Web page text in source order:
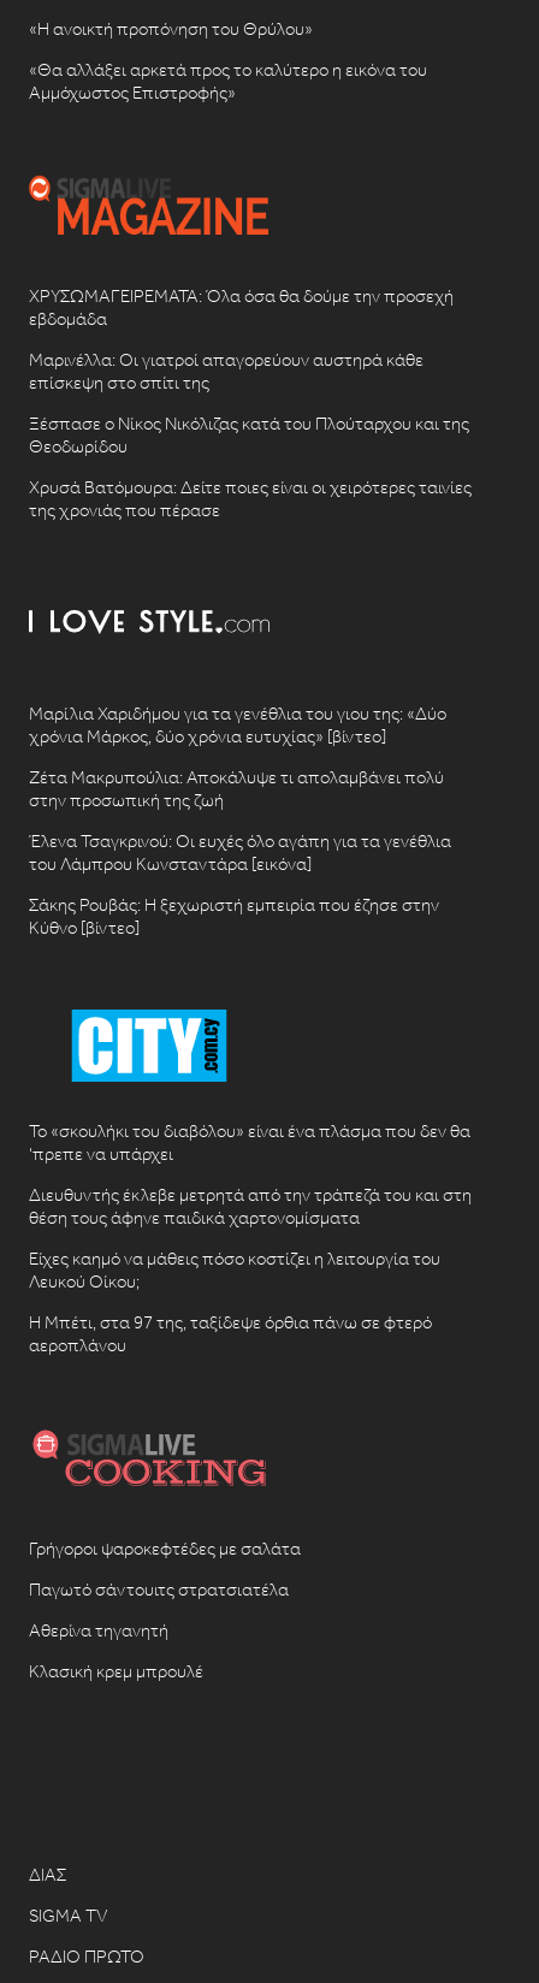
«Η ανοικτή προπόνηση του Θρύλου»
«Θα αλλάξει αρκετά προς το καλύτερο η εικόνα του
Αμμόχωστος Επιστροφής»
ΧΡΥΣΩΜΑΓΕΙΡΕΜΑΤΑ: Όλα όσα θα δούμε την προσεχή
εβδομάδα
Μαρινέλλα: Οι γιατροί απαγορεύουν αυστηρά κάθε
επίσκεψη στο σπίτι της
Ξέσπασε ο Νίκος Νικόλιζας κατά του Πλούταρχου και της
Θεοδωρίδου
Χρυσά Βατόμουρα: Δείτε ποιες είναι οι χειρότερες ταινίες
της χρονιάς που πέρασε
Μαρίλια Χαριδήμου για τα γενέθλια του γιου της: «Δύο
χρόνια Μάρκος, δύο χρόνια ευτυχίας» [βίντεο]
Ζέτα Μακρυπούλια: Αποκάλυψε τι απολαμβάνει πολύ
στην προσωπική της ζωή
Έλενα Τσαγκρινού: Οι ευχές όλο αγάπη για τα γενέθλια
του Λάμπρου Κωνσταντάρα [εικόνα]
Σάκης Ρουβάς: Η ξεχωριστή εμπειρία που έζησε στην
Κύθνο [βίντεο]
Το «σκουλήκι του διαβόλου» είναι ένα πλάσμα που δεν θα
‘πρεπε να υπάρχει
Διευθυντής έκλεβε μετρητά από την τράπεζά του και στη
θέση τους άφηνε παιδικά χαρτονομίσματα
Είχες καημό να μάθεις πόσο κοστίζει η λειτουργία του
Λευκού Οίκου;
Η Μπέτι, στα 97 της, ταξίδεψε όρθια πάνω σε φτερό
αεροπλάνου
Γρήγοροι ψαροκεφτέδες με σαλάτα
Παγωτό σάντουιτς στρατσιατέλα
Αθερίνα τηγανητή
Κλασική κρεμ μπρουλέ
ΔΙΑΣ
SIGMA TV
ΡΑΔΙΟ ΠΡΩΤΟ